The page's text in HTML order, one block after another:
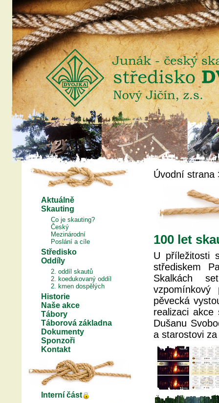
Aktuálně
Skauting
Co je skauting?
Český
Mezinárodní
Poslání a cíle
Středisko
Oddíly
2. oddíl skautů
2. koedukovaný oddíl
2. kmen dospělých
Historie
Naše akce
Tábory
Táborová základna
Dokumenty
Sponzoři
Kontakt
Interní část
Úvodní strana
100 let
U příležitosti
střediskem
Skalkách
pěvecká
realizaci
Dušanu
a starostovi